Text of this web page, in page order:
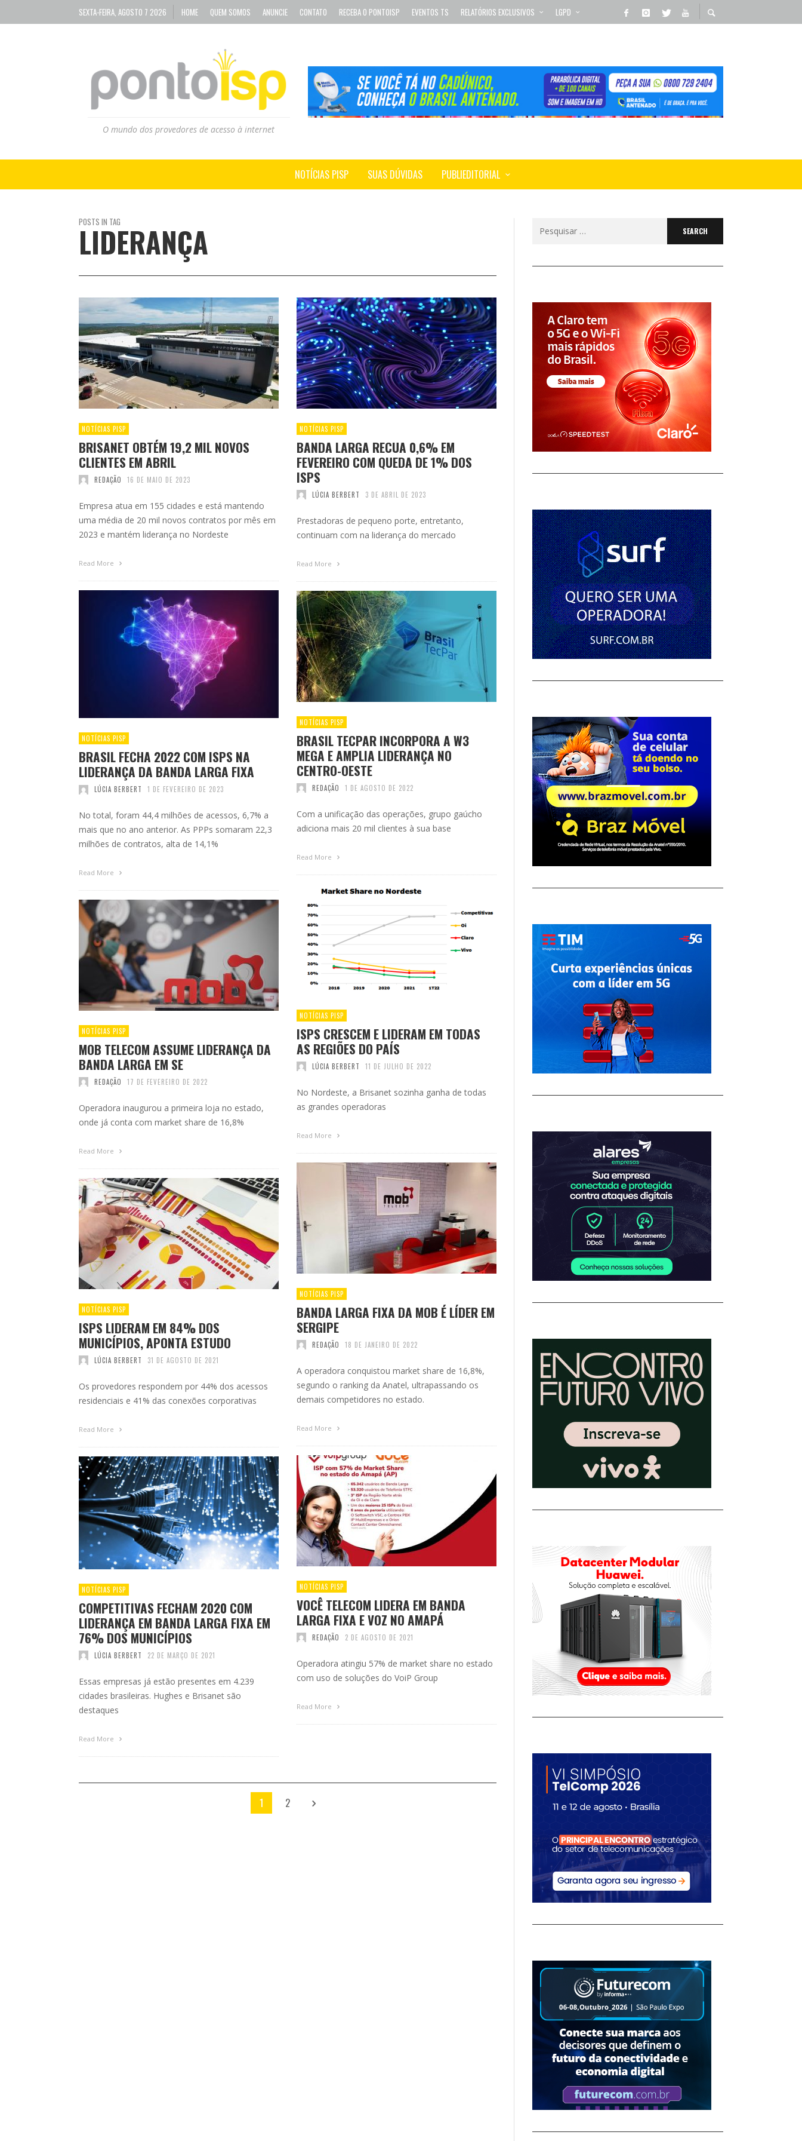
SEXTA-FEIRA, AGOSTO 7 2026 HOME QUEM SOMOS ANUNCIE CONTATO RECEBA O PONTOISP EVENTOS TS RELATÓRIOS EXCLUSIVOS LGPD
O mundo dos provedores de acesso à internet
NOTÍCIAS PISP SUAS DÚVIDAS PUBLIEDITORIAL
POSTS IN TAG
LIDERANÇA
NOTÍCIAS PISP
BRISANET OBTÉM 19,2 MIL NOVOS
CLIENTES EM ABRIL
REDAÇÃO 16 DE MAIO DE 2023
Empresa atua em 155 cidades e está mantendo
uma média de 20 mil novos contratos por mês em
2023 e mantém liderança no Nordeste
Read More
NOTÍCIAS PISP
BANDA LARGA RECUA 0,6% EM
FEVEREIRO COM QUEDA DE 1% DOS
ISPS
LÚCIA BERBERT 3 DE ABRIL DE 2023
Prestadoras de pequeno porte, entretanto,
continuam com na liderança do mercado
Read More
NOTÍCIAS PISP
BRASIL FECHA 2022 COM ISPS NA
LIDERANÇA DA BANDA LARGA FIXA
LÚCIA BERBERT 1 DE FEVEREIRO DE 2023
No total, foram 44,4 milhões de acessos, 6,7% a
mais que no ano anterior. As PPPs somaram 22,3
milhões de contratos, alta de 14,1%
Read More
NOTÍCIAS PISP
BRASIL TECPAR INCORPORA A W3
MEGA E AMPLIA LIDERANÇA NO
CENTRO-OESTE
REDAÇÃO 1 DE AGOSTO DE 2022
Com a unificação das operações, grupo gaúcho
adiciona mais 20 mil clientes à sua base
Read More
NOTÍCIAS PISP
ISPS CRESCEM E LIDERAM EM TODAS
AS REGIÕES DO PAÍS
LÚCIA BERBERT 11 DE JULHO DE 2022
No Nordeste, a Brisanet sozinha ganha de todas
as grandes operadoras
Read More
NOTÍCIAS PISP
MOB TELECOM ASSUME LIDERANÇA DA
BANDA LARGA EM SE
REDAÇÃO 17 DE FEVEREIRO DE 2022
Operadora inaugurou a primeira loja no estado,
onde já conta com market share de 16,8%
Read More
NOTÍCIAS PISP
BANDA LARGA FIXA DA MOB É LÍDER EM
SERGIPE
REDAÇÃO 18 DE JANEIRO DE 2022
A operadora conquistou market share de 16,8%,
segundo o ranking da Anatel, ultrapassando os
demais competidores no estado.
Read More
NOTÍCIAS PISP
ISPS LIDERAM EM 84% DOS
MUNICÍPIOS, APONTA ESTUDO
LÚCIA BERBERT 31 DE AGOSTO DE 2021
Os provedores respondem por 44% dos acessos
residenciais e 41% das conexões corporativas
Read More
NOTÍCIAS PISP
VOCÊ TELECOM LIDERA EM BANDA
LARGA FIXA E VOZ NO AMAPÁ
REDAÇÃO 2 DE AGOSTO DE 2021
Operadora atingiu 57% de market share no estado
com uso de soluções do VoiP Group
Read More
NOTÍCIAS PISP
COMPETITIVAS FECHAM 2020 COM
LIDERANÇA EM BANDA LARGA FIXA EM
76% DOS MUNICÍPIOS
LÚCIA BERBERT 22 DE MARÇO DE 2021
Essas empresas já estão presentes em 4.239
cidades brasileiras. Hughes e Brisanet são
destaques
Read More
1 2